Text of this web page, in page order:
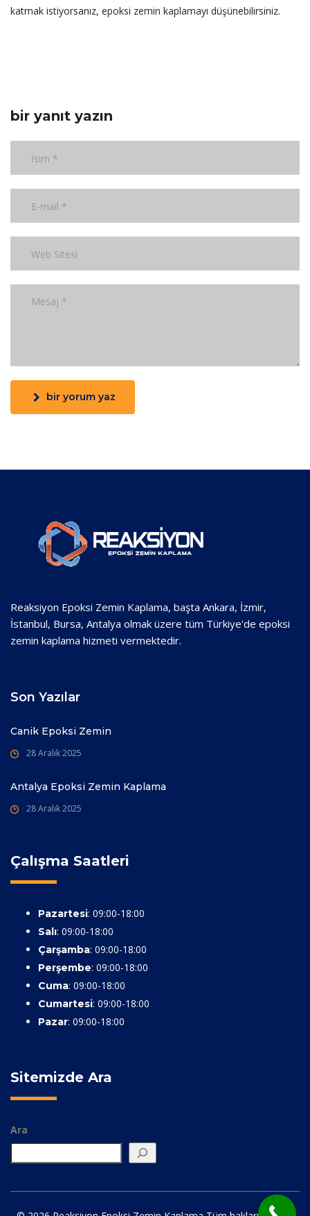
katmak istiyorsanız, epoksi zemin kaplamayı düşünebilirsiniz.
bir yanıt yazın
bir yorum yaz
Reaksiyon Epoksi Zemin Kaplama, başta Ankara, İzmir,
İstanbul, Bursa, Antalya olmak üzere tüm Türkiye'de epoksi
zemin kaplama hizmeti vermektedir.
Son Yazılar
Canik Epoksi Zemin
28 Aralık 2025
Antalya Epoksi Zemin Kaplama
28 Aralık 2025
Çalışma Saatleri
Pazartesi: 09:00-18:00
Salı: 09:00-18:00
Çarşamba: 09:00-18:00
Perşembe: 09:00-18:00
Cuma: 09:00-18:00
Cumartesi: 09:00-18:00
Pazar: 09:00-18:00
Sitemizde Ara
Ara